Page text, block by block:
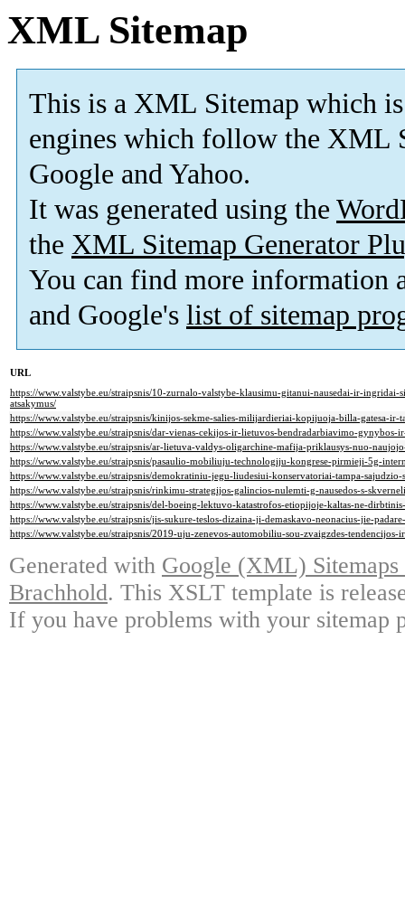
XML Sitemap
This is a XML Sitemap which is
engines which follow the XML
Google and Yahoo.
It was generated using the
the XML Sitemap Generator
You can find more information
and Google's list of sitemap
URL
https://www.valstybe.eu/straipsnis/10-zurnalo-valstybe-klausimu-gitanui-nausedai-ir-
atsakymus/
https://www.valstybe.eu/straipsnis/kinijos-sekme-salies-milijardieriai-kopijuoja-billa-gatesa-ir-
https://www.valstybe.eu/straipsnis/dar-vienas-cekijos-ir-lietuvos-bendradarbiavimo-gynybos-
https://www.valstybe.eu/straipsnis/ar-lietuva-valdys-oligarchine-mafija-priklausys-nuo-
https://www.valstybe.eu/straipsnis/pasaulio-mobiliuju-technologiju-kongrese-pirmieji-5g-
https://www.valstybe.eu/straipsnis/demokratiniu-jegu-liudesiui-konservatoriai-tampa-sajudzio-
https://www.valstybe.eu/straipsnis/rinkimu-strategijos-galincios-nulemti-g-nausedos-s-
https://www.valstybe.eu/straipsnis/del-boeing-lektuvo-katastrofos-etiopijoje-kaltas-ne-
https://www.valstybe.eu/straipsnis/jis-sukure-teslos-dizaina-ji-demaskavo-neonacius-jie-
https://www.valstybe.eu/straipsnis/2019-uju-zenevos-automobiliu-sou-zvaigzdes-
Generated with Google (XML)
Brachhold. This XSLT template is
If you have problems with your sitemap